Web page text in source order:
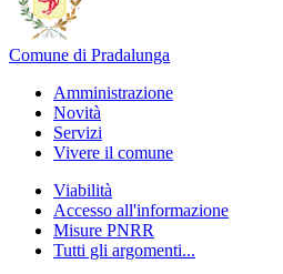
Comune di Pradalunga
Amministrazione
Novità
Servizi
Vivere il comune
Viabilità
Accesso all'informazione
Misure PNRR
Tutti gli argomenti...